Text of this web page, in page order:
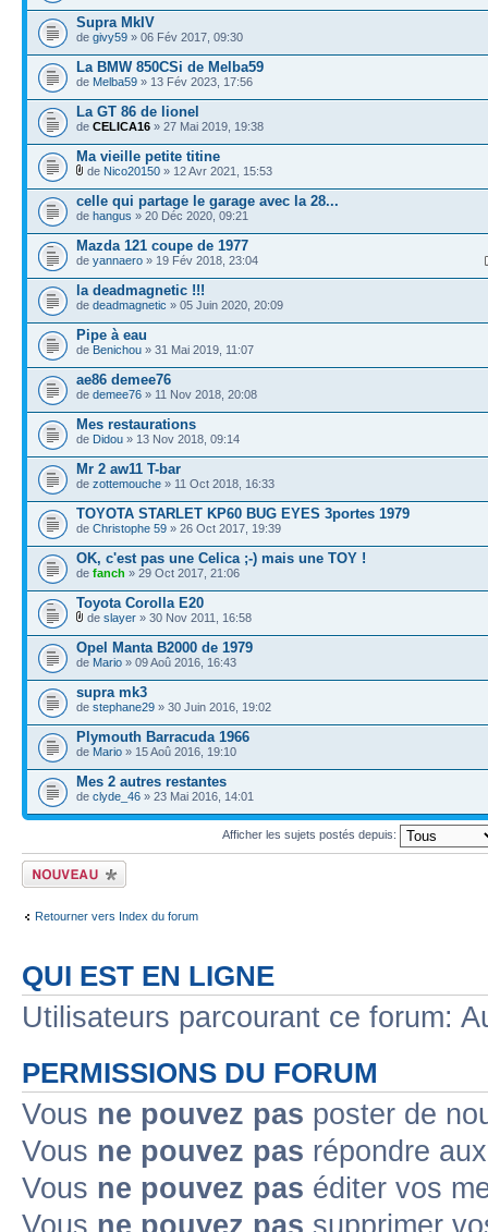
Supra MkIV
de givy59 » 06 Fév 2017, 09:30
La BMW 850CSi de Melba59
de Melba59 » 13 Fév 2023, 17:56
La GT 86 de lionel
de CELICA16 » 27 Mai 2019, 19:38
Ma vieille petite titine
de Nico20150 » 12 Avr 2021, 15:53
celle qui partage le garage avec la 28...
de hangus » 20 Déc 2020, 09:21
Mazda 121 coupe de 1977
de yannaero » 19 Fév 2018, 23:04
la deadmagnetic !!!
de deadmagnetic » 05 Juin 2020, 20:09
Pipe à eau
de Benichou » 31 Mai 2019, 11:07
ae86 demee76
de demee76 » 11 Nov 2018, 20:08
Mes restaurations
de Didou » 13 Nov 2018, 09:14
Mr 2 aw11 T-bar
de zottemouche » 11 Oct 2018, 16:33
TOYOTA STARLET KP60 BUG EYES 3portes 1979
de Christophe 59 » 26 Oct 2017, 19:39
OK, c'est pas une Celica ;-) mais une TOY !
de fanch » 29 Oct 2017, 21:06
Toyota Corolla E20
de slayer » 30 Nov 2011, 16:58
Opel Manta B2000 de 1979
de Mario » 09 Aoû 2016, 16:43
supra mk3
de stephane29 » 30 Juin 2016, 19:02
Plymouth Barracuda 1966
de Mario » 15 Aoû 2016, 19:10
Mes 2 autres restantes
de clyde_46 » 23 Mai 2016, 14:01
Afficher les sujets postés depuis:
Ecrire un nouveau
sujet
Retourner vers Index du forum
QUI EST EN LIGNE
Utilisateurs parcourant ce forum:
PERMISSIONS DU FORUM
Vous ne pouvez pas poster de
Vous ne pouvez pas répondre
Vous ne pouvez pas éditer vos
Vous ne pouvez pas supprimer